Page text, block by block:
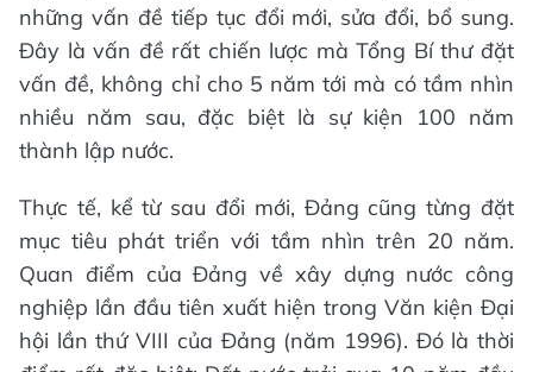
những vấn đề tiếp tục đổi mới, sửa đổi, bổ sung.
Đây là vấn đề rất chiến lược mà Tổng Bí thư đặt
vấn đề, không chỉ cho 5 năm tới mà có tầm nhìn
nhiều năm sau, đặc biệt là sự kiện 100 năm
thành lập nước.
Thực tế, kể từ sau đổi mới, Đảng cũng từng đặt
mục tiêu phát triển với tầm nhìn trên 20 năm.
Quan điểm của Đảng về xây dựng nước công
nghiệp lần đầu tiên xuất hiện trong Văn kiện Đại
hội lần thứ VIII của Đảng (năm 1996). Đó là thời